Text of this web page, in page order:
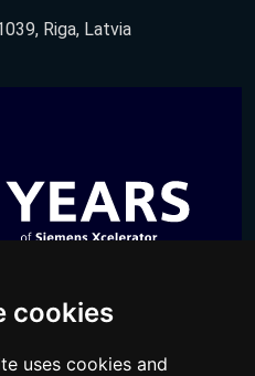
cookies
uses cookies and
Riga, Latvia